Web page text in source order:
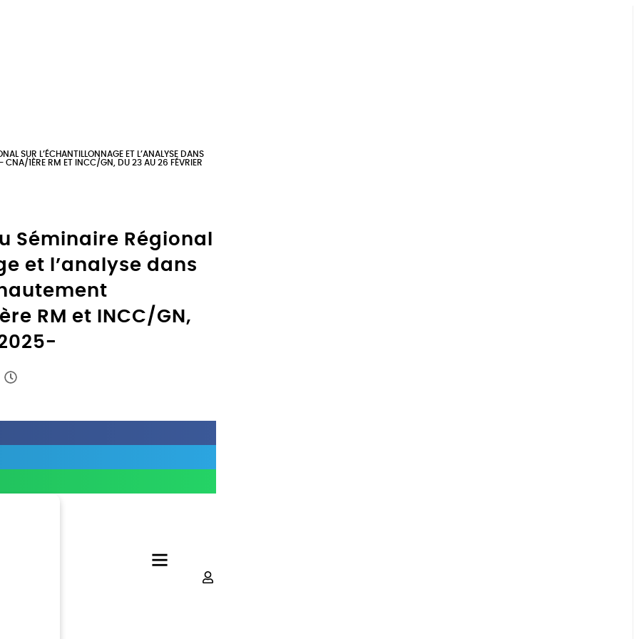
SUR L’ÉCHANTILLONNAGE ET L’ANALYSE DANS
CNA/1ÈRE RM ET INCC/GN, DU 23 AU 26 FÉVRIER
Séminaire Régional
et l’analyse dans
RM et INCC/GN,